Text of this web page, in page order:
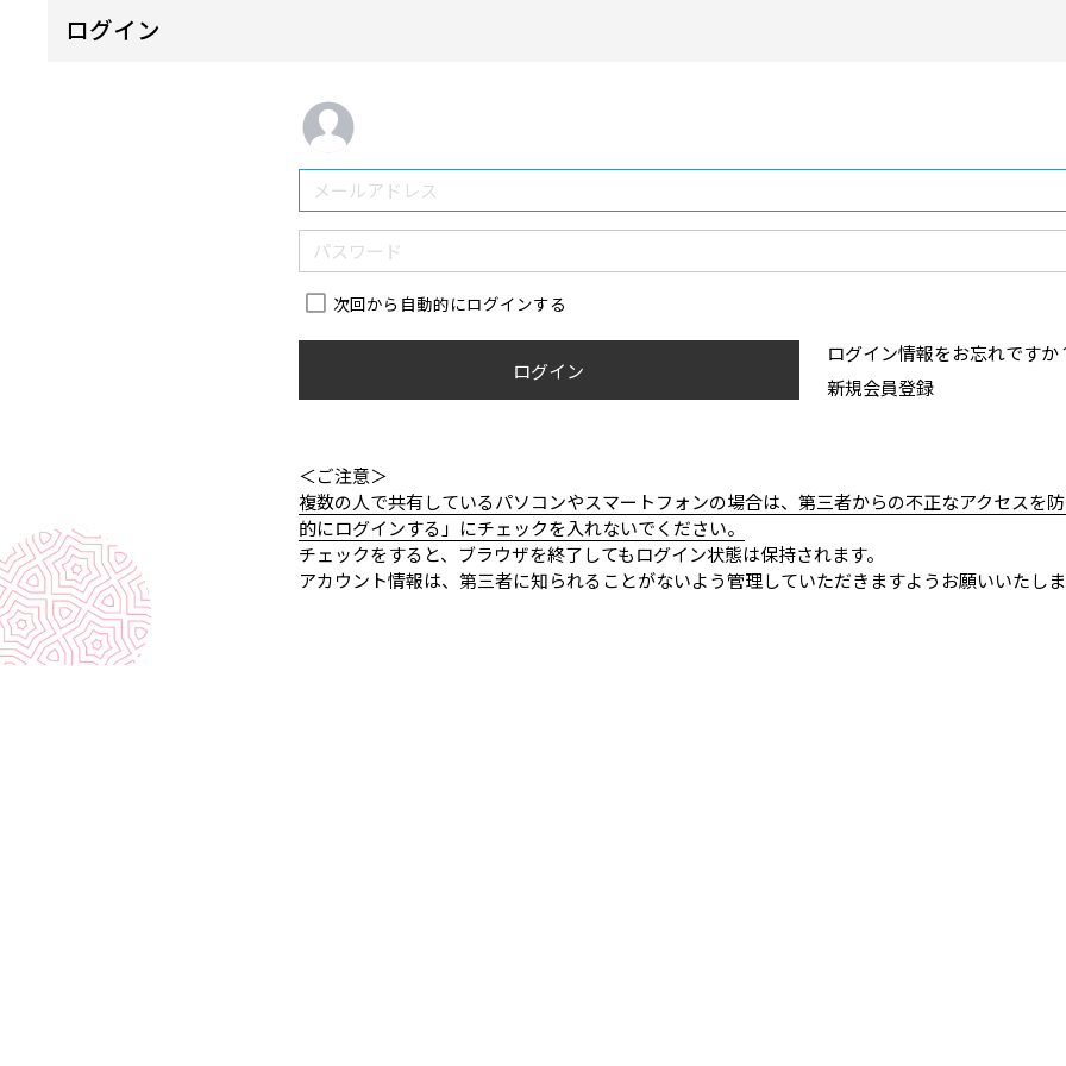
ログイン
次回から自動的にログインする
ログイン
ログイン情報をお忘れですか
新規会員登録
＜ご注意＞
複数の人で共有しているパソコンやスマートフォンの場合は、第三者からの不正なアクセスを
的にログインする」にチェックを入れないでください。
チェックをすると、ブラウザを終了してもログイン状態は保持されます。
アカウント情報は、第三者に知られることがないよう管理していただきますようお願いいたし